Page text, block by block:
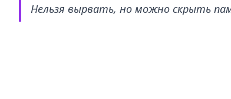
Нельзя вырвать, но можно скрыть